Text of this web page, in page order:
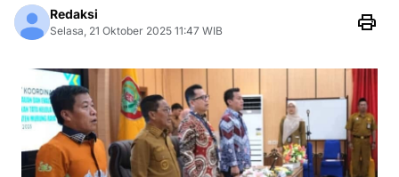
Redaksi
Selasa, 21 Oktober 2025 11:47 WIB